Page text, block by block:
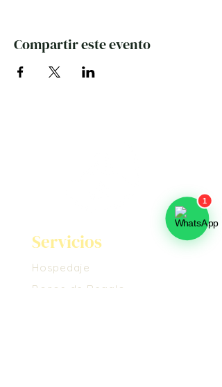
Compartir este evento
Servicios
Hospedaje
Bonos de Regalo